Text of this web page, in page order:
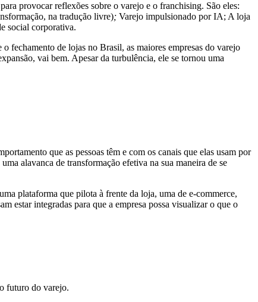
provocar reflexões sobre o varejo e o franchising. São eles:
na tradução livre); Varejo impulsionado por IA; A loja
social corporativa.
fechamento de lojas no Brasil, as maiores empresas do varejo
vai bem. Apesar da turbulência, ele se tornou uma
que as pessoas têm e com os canais que elas usam por
alavanca de transformação efetiva na sua maneira de se
plataforma que pilota à frente da loja, uma de e-commerce,
estar integradas para que a empresa possa visualizar o que o
futuro do varejo.